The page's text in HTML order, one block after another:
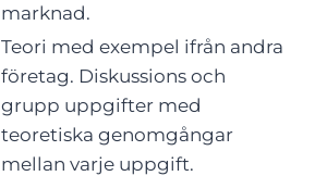
marknad.
Teori med exempel ifrån andra
företag. Diskussions och
grupp uppgifter med
teoretiska genomgångar
mellan varje uppgift.